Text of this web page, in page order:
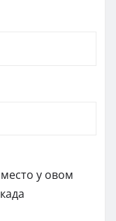
у овом